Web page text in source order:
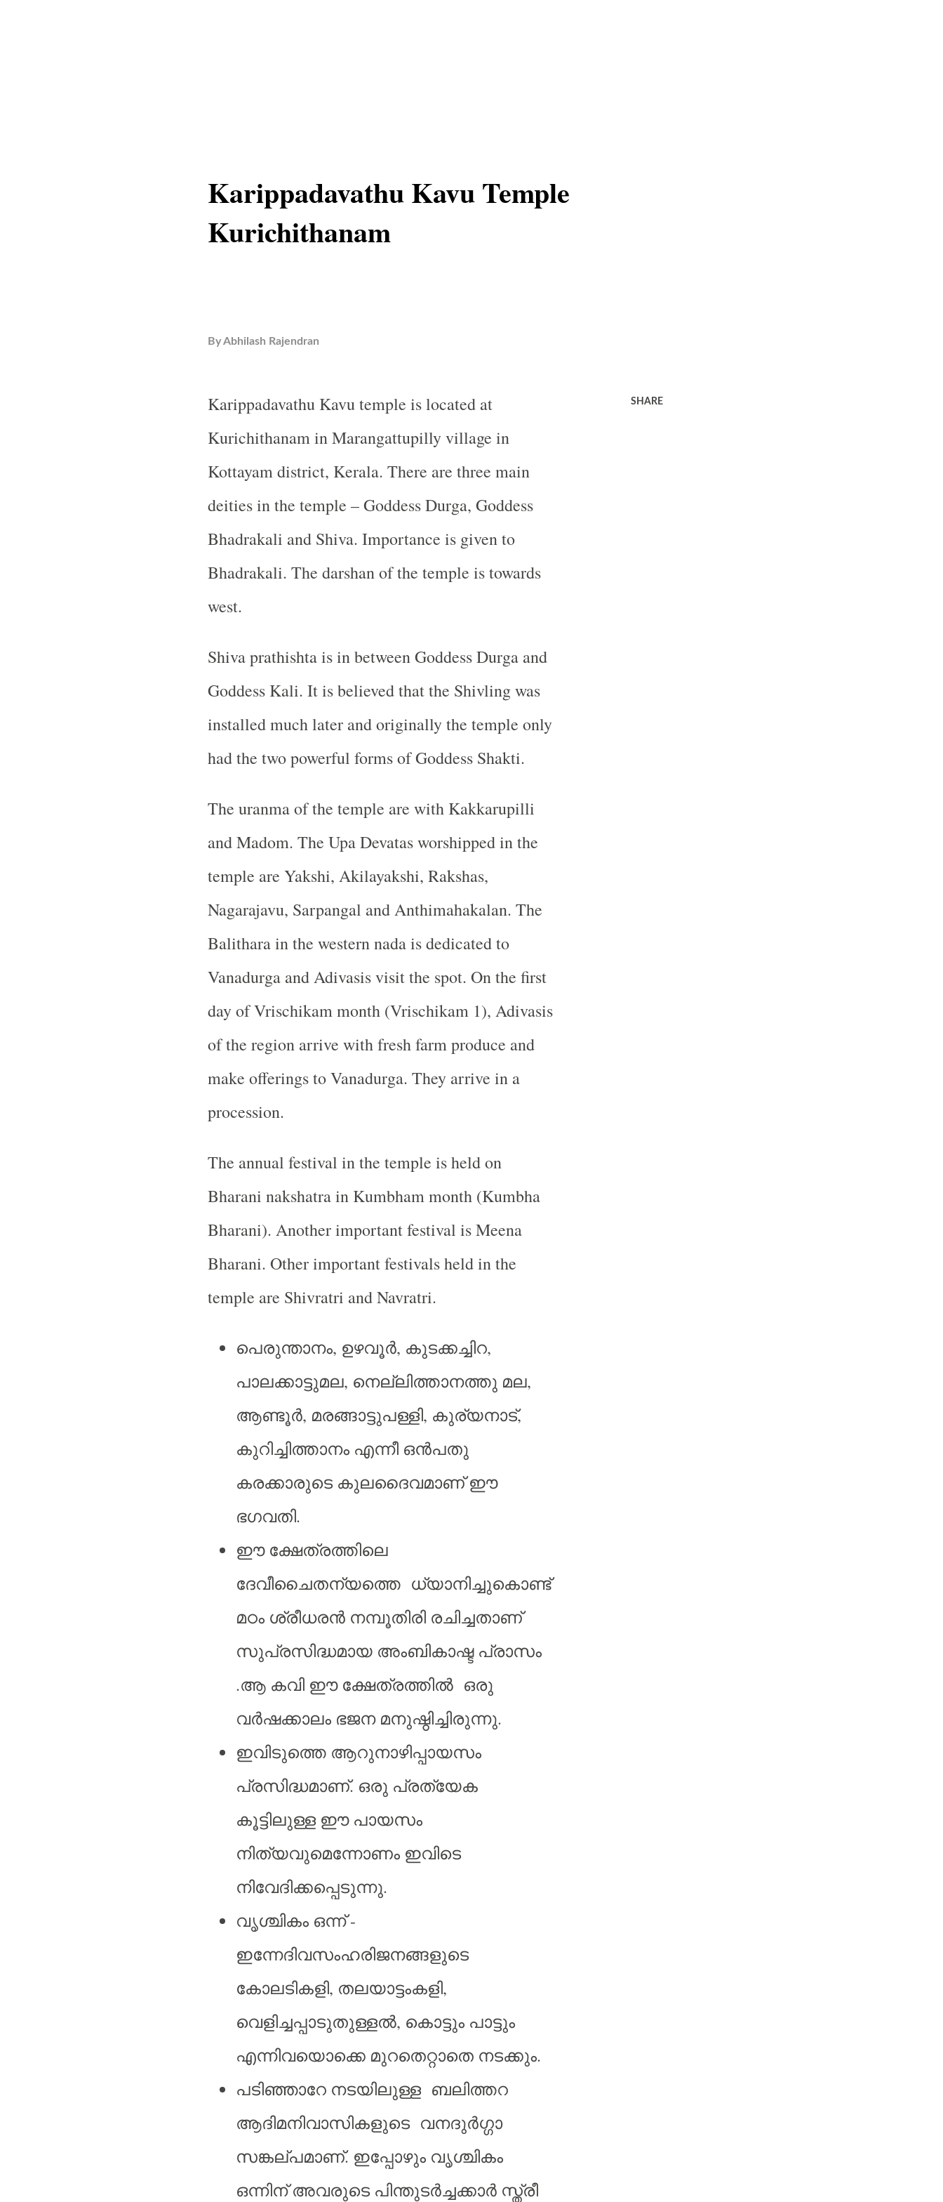
Karippadavathu Kavu Temple
Kurichithanam
ByAbhilash Rajendran
Karippadavathu Kavu temple is located at
Kurichithanam in Marangattupilly village in
Kottayam district, Kerala. There are three main
deities in the temple – Goddess Durga, Goddess
Bhadrakali and Shiva. Importance is given to
Bhadrakali. The darshan of the temple is towards
west.
Shiva prathishta is in between Goddess Durga and
Goddess Kali. It is believed that the Shivling was
installed much later and originally the temple only
had the two powerful forms of Goddess Shakti.
The uranma of the temple are with Kakkarupilli
and Madom. The Upa Devatas worshipped in the
temple are Yakshi, Akilayakshi, Rakshas,
Nagarajavu, Sarpangal and Anthimahakalan. The
Balithara in the western nada is dedicated to
Vanadurga and Adivasis visit the spot. On the first
day of Vrischikam month (Vrischikam 1), Adivasis
of the region arrive with fresh farm produce and
make offerings to Vanadurga. They arrive in a
procession.
The annual festival in the temple is held on
Bharani nakshatra in Kumbham month (Kumbha
Bharani). Another important festival is Meena
Bharani. Other important festivals held in the
temple are Shivratri and Navratri.
പെരുന്താനം, ഉഴവൂർ, കുടക്കച്ചിറ,
പാലക്കാട്ടുമല, നെല്ലിത്താനത്തു മല,
ആണ്ടൂർ, മരങ്ങാട്ടുപള്ളി, കുര്യനാട്,
കുറിച്ചിത്താനം എന്നീ ഒൻപതു
കരക്കാരുടെ കുലദൈവമാണ് ഈ
ഭഗവതി.
ഈ ക്ഷേത്രത്തിലെ
ദേവീചൈതന്യത്തെ ധ്യാനിച്ചുകൊണ്ട്
മഠം ശ്രീധരൻ നമ്പൂതിരി രചിച്ചതാണ്
സുപ്രസിദ്ധമായ അംബികാഷ്ട പ്രാസം
.ആ കവി ഈ ക്ഷേത്രത്തിൽ ഒരു
വർഷക്കാലം ഭജന മനുഷ്ഠിച്ചിരുന്നു.
ഇവിടുത്തെ ആറുനാഴിപ്പായസം
പ്രസിദ്ധമാണ്. ഒരു പ്രത്യേക
കൂട്ടിലുള്ള ഈ പായസം
നിത്യവുമെന്നോണം ഇവിടെ
നിവേദിക്കപ്പെടുന്നു.
വൃശ്ചികം ഒന്ന് -
ഇന്നേദിവസംഹരിജനങ്ങളുടെ
കോലടികളി, തലയാട്ടംകളി,
വെളിച്ചപ്പാടുതുള്ളൽ, കൊട്ടും പാട്ടും
എന്നിവയൊക്കെ മുറതെറ്റാതെ നടക്കും.
പടിഞ്ഞാറേ നടയിലുള്ള ബലിത്തറ
ആദിമനിവാസികളുടെ വനദുർഗ്ഗാ
സങ്കല്പമാണ്. ഇപ്പോഴും വൃശ്ചികം
ഒന്നിന് അവരുടെ പിന്തുടർച്ചക്കാർ സ്ത്രീ
SHARE